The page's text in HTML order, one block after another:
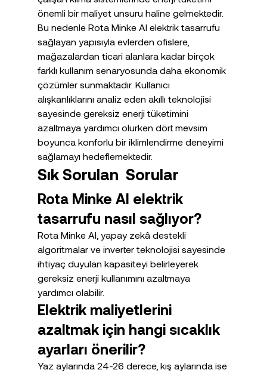
önemli bir maliyet unsuru haline gelmektedir.
Bu nedenle Rota Minke AI elektrik tasarrufu
sağlayan yapısıyla evlerden ofislere,
mağazalardan ticari alanlara kadar birçok
farklı kullanım senaryosunda daha ekonomik
çözümler sunmaktadır. Kullanıcı
alışkanlıklarını analiz eden akıllı teknolojisi
sayesinde gereksiz enerji tüketimini
azaltmaya yardımcı olurken dört mevsim
boyunca konforlu bir iklimlendirme deneyimi
sağlamayı hedeflemektedir.
Sık Sorulan  Sorular
Rota Minke AI elektrik
tasarrufu nasıl sağlıyor?
Rota Minke AI, yapay zekâ destekli
algoritmalar ve inverter teknolojisi sayesinde
ihtiyaç duyulan kapasiteyi belirleyerek
gereksiz enerji kullanımını azaltmaya
yardımcı olabilir.
Elektrik maliyetlerini
azaltmak için hangi sıcaklık
ayarları önerilir?
Yaz aylarında 24-26 derece, kış aylarında ise